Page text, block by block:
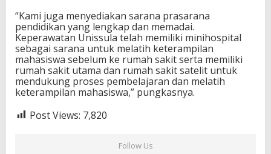
“Kami juga menyediakan sarana prasarana
pendidikan yang lengkap dan memadai.
Keperawatan Unissula telah memiliki minihospital
sebagai sarana untuk melatih keterampilan
mahasiswa sebelum ke rumah sakit serta memiliki
rumah sakit utama dan rumah sakit satelit untuk
mendukung proses pembelajaran dan melatih
keterampilan mahasiswa,” pungkasnya.
Post Views: 7,820
Follow Us